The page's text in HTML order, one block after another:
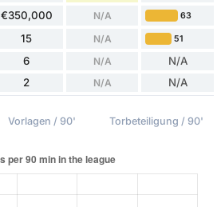
€350,000 N/A 63
15 N/A 51
6 N/A N/A
2 N/A N/A
Vorlagen / 90' Torbeteiligung / 90'